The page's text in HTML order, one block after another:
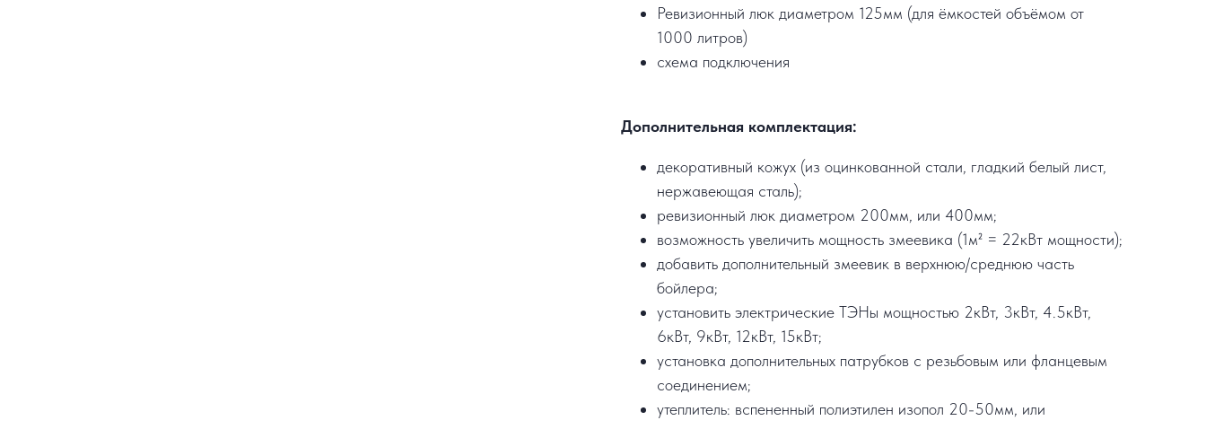
Ревизионный люк диаметром 125мм (для ёмкостей объёмом от
1000 литров)
схема подключения
Дополнительная комплектация:
декоративный кожух (из оцинкованной стали, гладкий белый лист,
нержавеющая сталь);
ревизионный люк диаметром 200мм, или 400мм;
возможность увеличить мощность змеевика (1м² = 22кВт мощности);
добавить дополнительный змеевик в верхнюю/среднюю часть
бойлера;
установить электрические ТЭНы мощностью 2кВт, 3кВт, 4.5кВт,
6кВт, 9кВт, 12кВт, 15кВт;
установка дополнительных патрубков с резьбовым или фланцевым
соединением;
утеплитель: вспененный полиэтилен изопол 20-50мм, или